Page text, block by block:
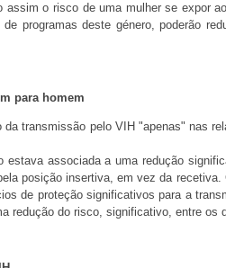
assim o risco de uma mulher se expor
programas deste género, poderão
para homem
transmissão pelo VIH "apenas" nas
associada a uma redução
posição insertiva, em vez da
de proteção significativos para a
redução do risco, significativo, entre os